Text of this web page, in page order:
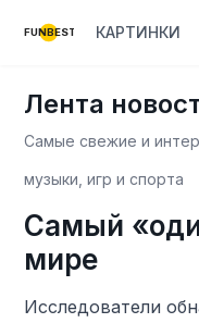
FUNBEST КАРТИНКИ
Лента
Самые свежие и
музыки, игр и спорта
Самый
мире
Исследователи